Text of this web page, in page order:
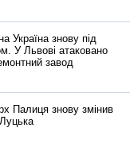
Україна знову під
У Львові атаковано
завод
Палиця знову змінив